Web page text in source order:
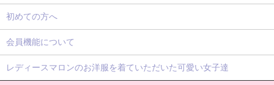
初めての方へ
会員機能について
レディースマロンのお洋服を着ていただいた可愛い女子達